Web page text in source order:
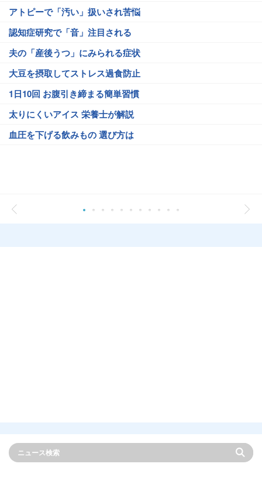
アトピーで「汚い」扱いされ苦悩
認知症研究で「音」注目される
夫の「産後うつ」にみられる症状
大豆を摂取してストレス過食防止
1日10回 お腹引き締まる簡単習慣
太りにくいアイス 栄養士が解説
血圧を下げる飲みもの 選び方は